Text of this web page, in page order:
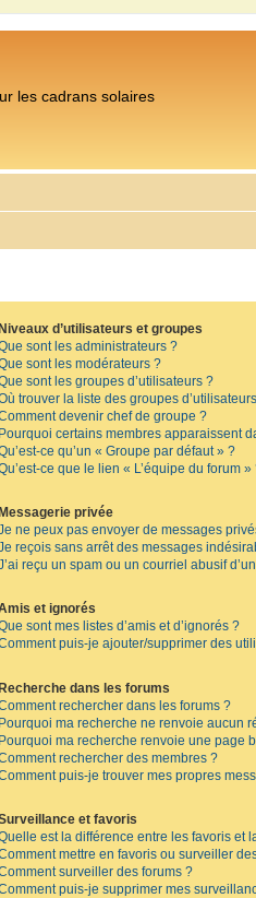
les cadrans solaires
Niveaux d’utilisateurs et groupes
sont les administrateurs ?
sont les modérateurs ?
sont les groupes d’utilisateurs ?
trouver la liste des groupes
devenir chef de groupe ?
Pourquoi certains membres apparaissent
ce qu’un « Groupe par défaut » ?
ce que le lien « L’équipe du forum »
Messagerie privée
ne peux pas envoyer de messages
reçois sans arrêt des messages
reçu un spam ou un courriel abusif
et ignorés
sont mes listes d’amis et d’ignorés ?
puis-je ajouter/supprimer des
dans les forums
rechercher dans les forums ?
Pourquoi ma recherche ne renvoie aucun
Pourquoi ma recherche renvoie une page
rechercher des membres ?
puis-je trouver mes propres
et favoris
est la différence entre les favoris et
mettre en favoris ou surveiller
surveiller des forums ?
puis-je supprimer mes